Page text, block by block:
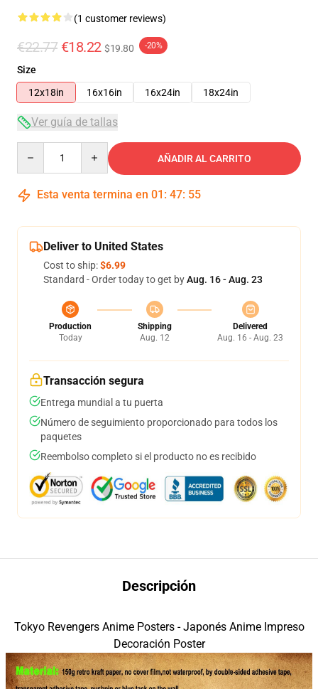
(1 customer reviews)
€22.77 €18.22 $19.80 -20%
Size
12x18in
16x16in 16x24in 18x24in
Ver guía de tallas
AÑADIR AL CARRITO
Esta venta termina en 01 : 47: 54
Deliver to United States
Cost to ship:$6.99
Standard - Order today to get byAug. 16 - Aug. 23
Production
Today
Shipping
Aug. 12
Delivered
Aug. 16 - Aug. 23
Transacción segura
Entrega mundial a tu puerta
Número de seguimiento proporcionado para todos los
paquetes
Reembolso completo si el producto no es recibido
Descripción
Tokyo Revengers Anime Posters - Japonés Anime Impreso
Decoración Poster